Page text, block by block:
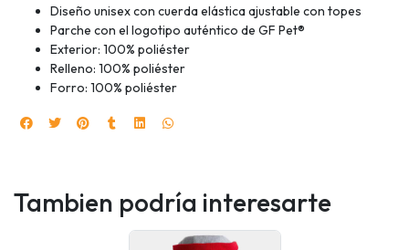
Diseño unisex con cuerda elástica ajustable con topes
Parche con el logotipo auténtico de GF Pet®
Exterior: 100% poliéster
Relleno: 100% poliéster
Forro: 100% poliéster
Tambien podría interesarte